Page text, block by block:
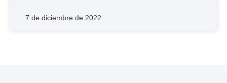
7 de diciembre de 2022